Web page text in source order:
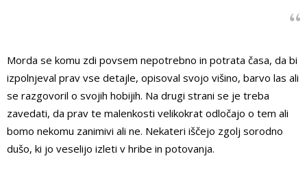
Morda se komu zdi povsem nepotrebno in potrata časa, da bi
izpolnjeval prav vse detajle, opisoval svojo višino, barvo las ali
se razgovoril o svojih hobijih. Na drugi strani se je treba
zavedati, da prav te malenkosti velikokrat odločajo o tem ali
bomo nekomu zanimivi ali ne. Nekateri iščejo zgolj sorodno
dušo, ki jo veselijo izleti v hribe in potovanja.